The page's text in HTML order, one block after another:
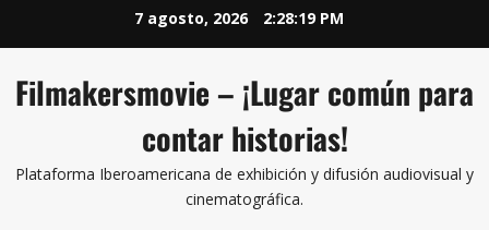
7 agosto, 2026 2:28:19 PM
Filmakersmovie – ¡Lugar común para
contar historias!
Plataforma Iberoamericana de exhibición y difusión audiovisual y
cinematográfica.